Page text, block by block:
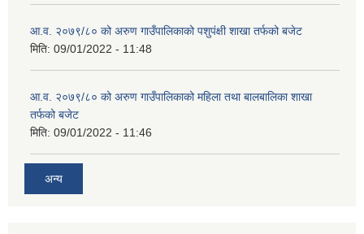
आ.व. २०७९/८० को अरुण गाउँपालिकाको पशुपंक्षी शाखा तर्फको बजेट
मिति: 09/01/2022 - 11:48
आ.व. २०७९/८० को अरुण गाउँपालिकाको महिला तथा बालबालिका शाखा
तर्फको बजेट
मिति: 09/01/2022 - 11:46
अन्य